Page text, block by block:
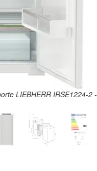
LIEBHERR IRSE1224-2 - 2